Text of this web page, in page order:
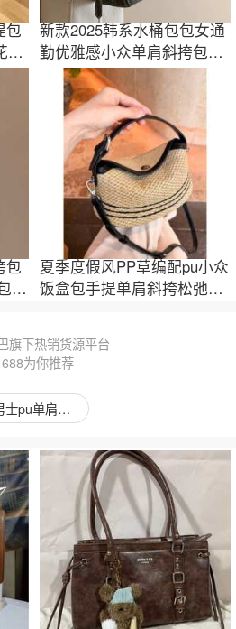
包
轻
新款2025韩系水桶包包女通
勤优雅感小众单肩斜挎包头
层PU皮手提包
包
枕
夏季度假风PP草编配pu小众
饭盒包手提单肩斜挎松弛感
旗下热销货源平台
为你推荐
男士pu单肩包图片